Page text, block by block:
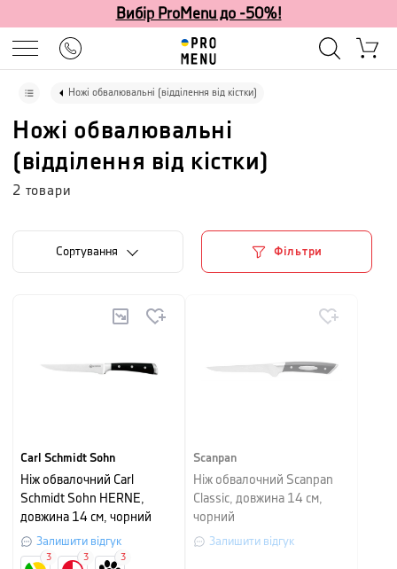
Вибір ProMenu до -50%!
Ножі обвалювальні (відділення від кістки)
Ножі обвалювальні
(відділення від кістки)
2 товари
Сортування Фільтри
Carl Schmidt Sohn
Ніж обвалочний Carl
Schmidt Sohn HERNE,
довжина 14 см, чорний
Залишити відгук
3 3 3
Scanpan
Ніж обвалочний Scanpan
Classic, довжина 14 см,
чорний
Залишити відгук